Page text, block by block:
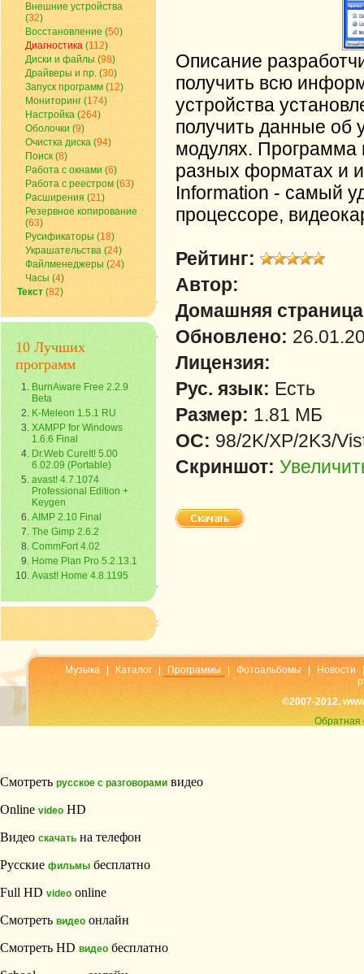
Внешние устройства
(32)
Восстановление (50)
Диагностика (112)
Диски и файлы (98)
Драйверы и пр. (30)
Запуск программ (12)
Мониторинг (174)
Настройка (264)
Оболочки (9)
Очистка диска (94)
Поиск (8)
Работа с окнами (6)
Работа с реестром (63)
Расширения (21)
Резервное копирование
(63)
Русификаторы (18)
Украшательства (24)
Файлменеджеры (24)
Часы (4)
Текст (82)
10 Лучших
программ
BurnAware Free 2.2.9
Beta
K-Meleon 1.5.1 RU
XAMPP for Windows
1.6.6 Final
Dr.Web CureIt! 5.00
6.02.09 (Portable)
avast! 4.7.1074
Professional Edition +
Keygen
AIMP 2.10 Final
The Gimp 2.6.2
CommFort 4.02
Home Plan Pro 5.2.13.1
Avast! Home 4.8.1195
Описание
получить всю
устройства
получить данные об
модулях. Программа
разных форматах и
Information - самый
процессоре,
Рейтинг:
Автор:
Домашняя
Обновлено:
Лицензия:
Рус. язык: Есть
Размер: 1.81 МБ
ОС: 98/2K/XP/2K3/
Скриншот:
Музыка Каталог Программы Фотоальбомы Новости
©2007-2012,
Обратная
Смотреть русское с разговорами видео
Online video HD
Видео скачать на телефон
Русские фильмы бесплатно
Full HD video online
Смотреть видео онлайн
Смотреть HD видео бесплатно